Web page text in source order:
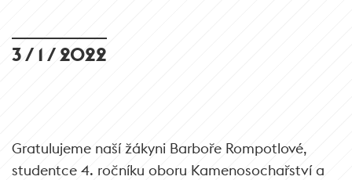
3 / 1 / 2022
Gratulujeme naší žákyni Barboře Rompotlové,
studentce 4. ročníku oboru Kamenosochařství a